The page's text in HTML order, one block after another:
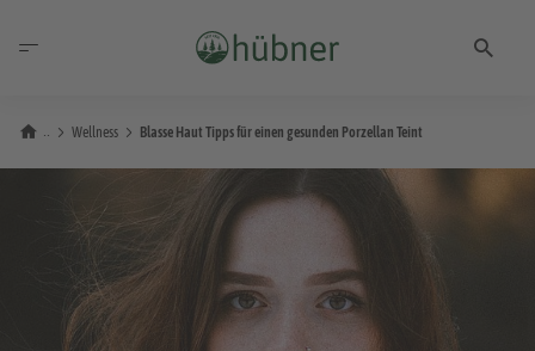
Wellness Blasse Haut Tipps für einen gesunden Porzellan Teint